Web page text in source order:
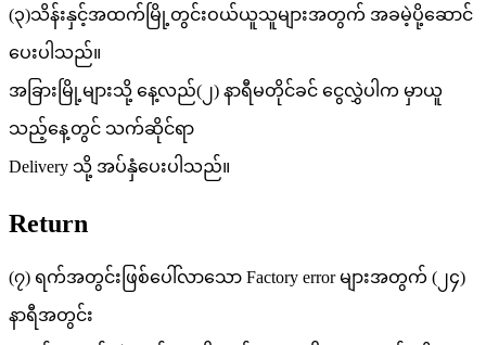
(၃)သိန်းနှင့်အထက်မြို့တွင်းဝယ်ယူသူများအတွက် အခမဲ့ပို့ဆောင်
ပေးပါသည်။
အခြားမြို့များသို့ နေ့လည်(၂) နာရီမတိုင်ခင် ငွေလွှဲပါက မှာယူ
သည့်နေ့တွင် သက်ဆိုင်ရာ
Delivery သို့ အပ်နှံပေးပါသည်။
Return
(၇) ရက်အတွင်းဖြစ်ပေါ်လာသော Factory error များအတွက် (၂၄)
နာရီအတွင်း